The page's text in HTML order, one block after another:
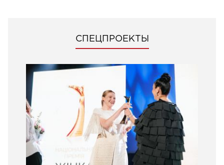
СПЕЦПРОЕКТЫ